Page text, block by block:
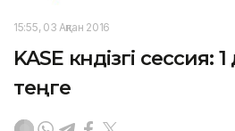
15:55, 03 Ақпан 2016
KASE күндізгі сессия:
теңге